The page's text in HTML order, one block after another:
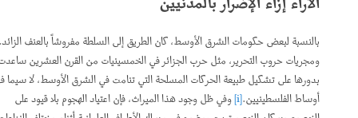
بالنسبة لبعض حكومات الشرق الأوسط، كان الطريق إلى السلطة مفروشاً بالعنف الزائد.
ومجريات حروب التحرير، مثل حرب الجزائر في الخمسينيات من القرن العشرين ساعدت
بدورها على تشكيل طبيعة الحركات المسلحة التي تنامت في الشرق الأوسط، لا سيما في
أوساط الفلسطينيين.[i] وفي ظل وجود هذا الميراث، فإن اعتياد الهجوم بلا قيود على